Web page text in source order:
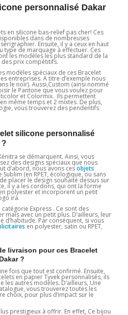
personnalisé Dakar
en silicone bas-relief pas cher! Ces
dans de nombreuses
Ensuite, il y a ceux en haut
type de marquage à effectuer. Ces
les modèles les plus standard de la
des prix compétitifs.
modèles spéciaux de ces Bracelet
entreprises. A titre d’exemple nous
le noir). Aussi,Custom (ainsi nommé
le Pantone que vous voulez pour
et Colormix. Ils permettent
même temps et 2 mixtes. De plus,
vous trouverez des pendentifs
silicone personnalisé
?
se démarquent. Ainsi, vous
des designs spéciaux que nous
d’abord, nous avons cesobjets
(en RPET, écologique, ou sans
placer le design souhaité dessus sur
il y a les cordons, qui ont la forme
polyester et incorporent un petit
ira.
Express . Ce sont des
mais avec un petit plus. D’ailleurs, leur
d’habitude. Par conséquent, si vous
en polyester, satin ou RPET,
livraison pour ces Bracelet
?
fois que tout est confirmé. Ensuite,
en papier Tyvek personnalisés, ils
les autres modèles. D’ailleurs, Une
vous trouverez toutes les
choix, pour plus d’impact sur le
prestigieux à offrir. En effet, Ce bijou